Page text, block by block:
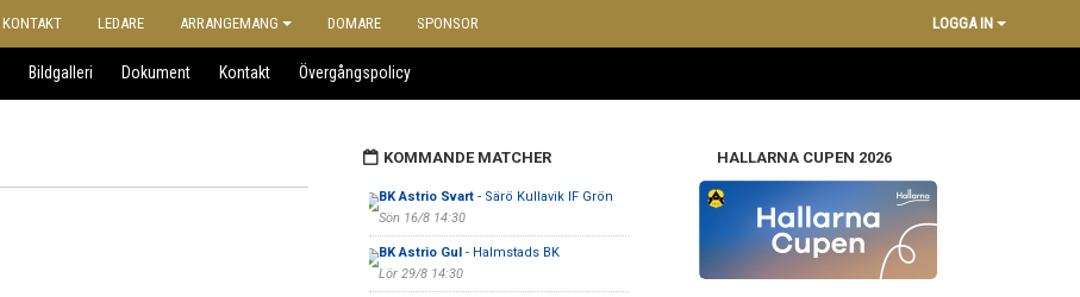
KONTAKT LEDARE ARRANGEMANG DOMARE SPONSOR LOGGA IN
Bildgalleri Dokument Kontakt Övergångspolicy
KOMMANDE MATCHER
BK Astrio Svart- Särö Kullavik IF Grön
Sön 16/8 14:30
BK Astrio Gul- Halmstads BK
Lör 29/8 14:30
HALLARNA CUPEN 2026